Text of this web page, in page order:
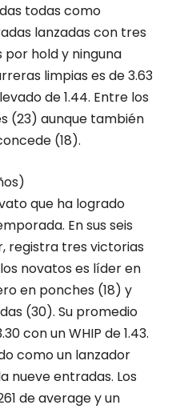
todas como
lanzadas con tres
por hold y ninguna
limpias es de 3.63
de 1.44. Entre los
(23) aunque también
(18).
que ha logrado
En sus seis
registra tres victorias
novatos es líder en
en ponches (18) y
(30). Su promedio
con un WHIP de 1.43.
como un lanzador
nueve entradas. Los
de average y un